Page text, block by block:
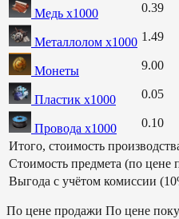
Медь х1000 0.39
Металлолом х1000 1.49
Монеты 9.00
Пластик х1000 0.05
Провода х1000 0.10
Итого, стоимость
Стоимость предмета (по цене
Выгода с учётом комиссии
По цене продажи По цене